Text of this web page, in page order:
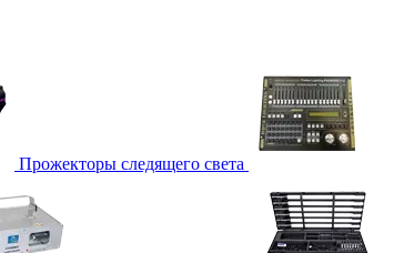
Прожекторы следящего света